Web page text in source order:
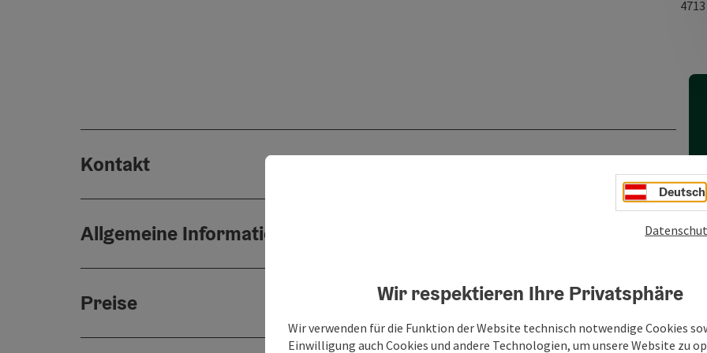
4713
Kontakt
Allgemeine Informationen
Preise
Deutsch
Wir respektieren Ihre Privatsphäre
Wir verwenden für die Funktion der Website technisch notwendige Cookies
Einwilligung auch Cookies und andere Technologien, um unsere Website zu